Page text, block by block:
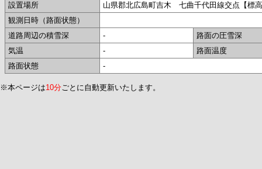
設置場所
山県郡北広島町吉木 七曲千代田線交点【標
観測日時（路面状態）
道路周辺の積雪深
-
路面の圧雪深
気温
-
路面温度
路面状態
-
※本ページは10分ごとに自動更新いたします。